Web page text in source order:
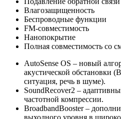
Влагозащищенность
Беспроводные функции
FM-совместимость
Нанопокрытие
Полная совместимость со
AutoSense OS – новый
акустической обстановки
ситуация, речь в шуме).
SoundRecover2 –
частотной компрессии.
BroadbandBooster –